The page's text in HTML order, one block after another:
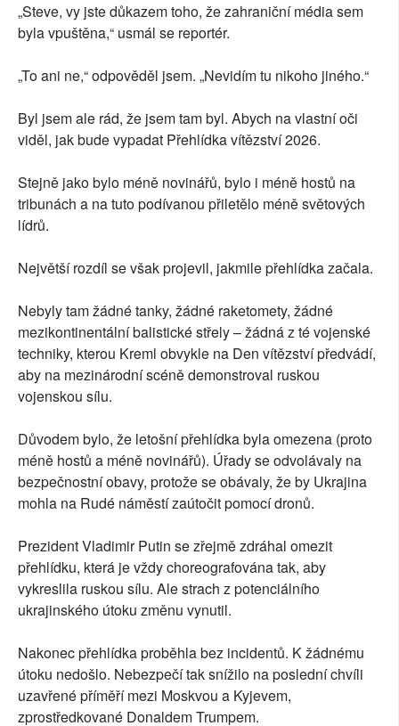
„Steve, vy jste důkazem toho, že zahraniční média sem
byla vpuštěna,“ usmál se reportér.
„To ani ne,“ odpověděl jsem. „Nevidím tu nikoho jiného.“
Byl jsem ale rád, že jsem tam byl. Abych na vlastní oči
viděl, jak bude vypadat Přehlídka vítězství 2026.
Stejně jako bylo méně novinářů, bylo i méně hostů na
tribunách a na tuto podívanou přiletělo méně světových
lídrů.
Největší rozdíl se však projevil, jakmile přehlídka začala.
Nebyly tam žádné tanky, žádné raketomety, žádné
mezikontinentální balistické střely – žádná z té vojenské
techniky, kterou Kreml obvykle na Den vítězství předvádí,
aby na mezinárodní scéně demonstroval ruskou
vojenskou sílu.
Důvodem bylo, že letošní přehlídka byla omezena (proto
méně hostů a méně novinářů). Úřady se odvolávaly na
bezpečnostní obavy, protože se obávaly, že by Ukrajina
mohla na Rudé náměstí zaútočit pomocí dronů.
Prezident Vladimir Putin se zřejmě zdráhal omezit
přehlídku, která je vždy choreografována tak, aby
vykreslila ruskou sílu. Ale strach z potenciálního
ukrajinského útoku změnu vynutil.
Nakonec přehlídka proběhla bez incidentů. K žádnému
útoku nedošlo. Nebezpečí tak snížilo na poslední chvíli
uzavřené příměří mezi Moskvou a Kyjevem,
zprostředkované Donaldem Trumpem.